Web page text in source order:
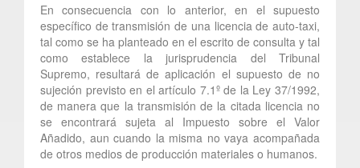
En consecuencia con lo anterior, en el supuesto
específico de transmisión de una licencia de auto-taxi,
tal como se ha planteado en el escrito de consulta y tal
como establece la jurisprudencia del Tribunal
Supremo, resultará de aplicación el supuesto de no
sujeción previsto en el artículo 7.1º de la Ley 37/1992,
de manera que la transmisión de la citada licencia no
se encontrará sujeta al Impuesto sobre el Valor
Añadido, aun cuando la misma no vaya acompañada
de otros medios de producción materiales o humanos.